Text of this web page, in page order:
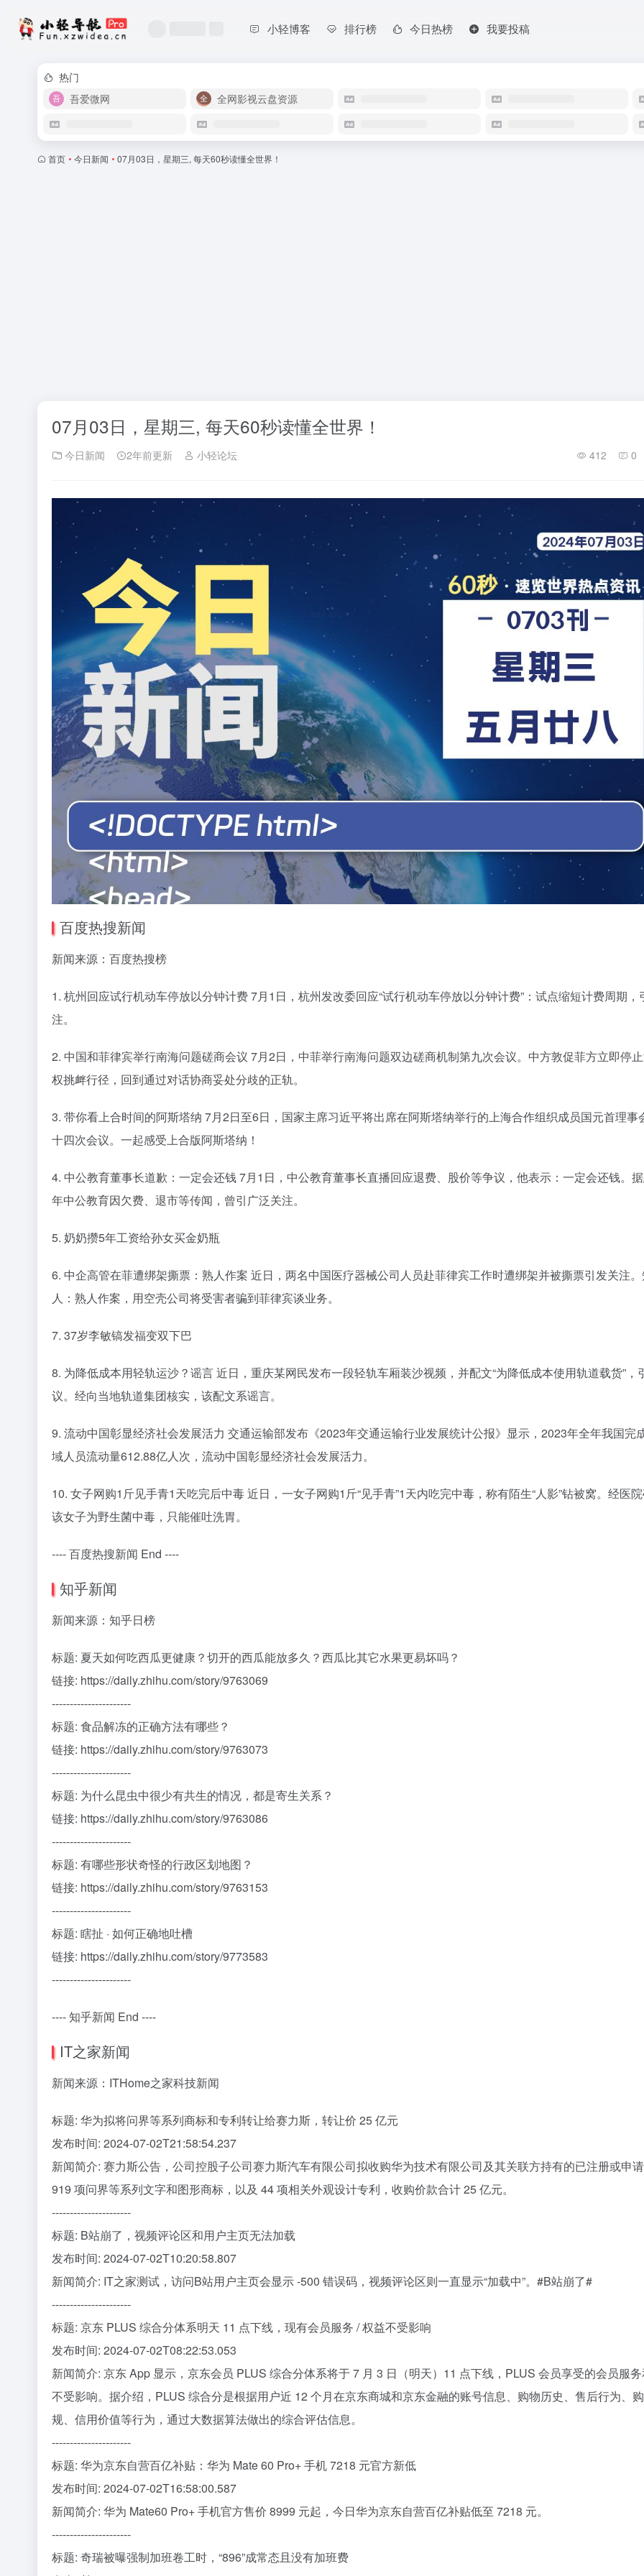
小轻博客 排行榜 今日热榜 我要投稿
热门
吾爱微网
全网影视云盘资源
首页 • 今日新闻 • 07月03日，星期三, 每天60秒读懂全世界！
07月03日，星期三, 每天60秒读懂全世界！
今日新闻 2年前更新 小轻论坛 412 0
百度热搜新闻
新闻来源：百度热搜榜
1. 杭州回应试行机动车停放以分钟计费 7月1日，杭州发改委回应“试行机动车停放以分钟计费”：试点缩短计费周期，
注。
2. 中国和菲律宾举行南海问题磋商会议 7月2日，中菲举行南海问题双边磋商机制第九次会议。中方敦促菲方立即停
权挑衅行径，回到通过对话协商妥处分歧的正轨。
3. 带你看上合时间的阿斯塔纳 7月2日至6日，国家主席习近平将出席在阿斯塔纳举行的上海合作组织成员国元首理事
十四次会议。一起感受上合版阿斯塔纳！
4. 中公教育董事长道歉：一定会还钱 7月1日，中公教育董事长直播回应退费、股价等争议，他表示：一定会还钱。
年中公教育因欠费、退市等传闻，曾引广泛关注。
5. 奶奶攒5年工资给孙女买金奶瓶
6. 中企高管在菲遭绑架撕票：熟人作案 近日，两名中国医疗器械公司人员赴菲律宾工作时遭绑架并被撕票引发关注
人：熟人作案，用空壳公司将受害者骗到菲律宾谈业务。
7. 37岁李敏镐发福变双下巴
8. 为降低成本用轻轨运沙？谣言 近日，重庆某网民发布一段轻轨车厢装沙视频，并配文“为降低成本使用轨道载货”，
议。经向当地轨道集团核实，该配文系谣言。
9. 流动中国彰显经济社会发展活力 交通运输部发布《2023年交通运输行业发展统计公报》显示，2023年全年我国完
域人员流动量612.88亿人次，流动中国彰显经济社会发展活力。
10. 女子网购1斤见手青1天吃完后中毒 近日，一女子网购1斤“见手青”1天内吃完中毒，称有陌生“人影”钻被窝。经医
该女子为野生菌中毒，只能催吐洗胃。
---- 百度热搜新闻 End ----
知乎新闻
新闻来源：知乎日榜
标题: 夏天如何吃西瓜更健康？切开的西瓜能放多久？西瓜比其它水果更易坏吗？
链接: https://daily.zhihu.com/story/9763069
----------------------
标题: 食品解冻的正确方法有哪些？
链接: https://daily.zhihu.com/story/9763073
----------------------
标题: 为什么昆虫中很少有共生的情况，都是寄生关系？
链接: https://daily.zhihu.com/story/9763086
----------------------
标题: 有哪些形状奇怪的行政区划地图？
链接: https://daily.zhihu.com/story/9763153
----------------------
标题: 瞎扯 · 如何正确地吐槽
链接: https://daily.zhihu.com/story/9773583
----------------------
---- 知乎新闻 End ----
IT之家新闻
新闻来源：ITHome之家科技新闻
标题: 华为拟将问界等系列商标和专利转让给赛力斯，转让价 25 亿元
发布时间: 2024-07-02T21:58:54.237
新闻简介: 赛力斯公告，公司控股子公司赛力斯汽车有限公司拟收购华为技术有限公司及其关联方持有的已注册或申
919 项问界等系列文字和图形商标，以及 44 项相关外观设计专利，收购价款合计 25 亿元。
----------------------
标题: B站崩了，视频评论区和用户主页无法加载
发布时间: 2024-07-02T10:20:58.807
新闻简介: IT之家测试，访问B站用户主页会显示 -500 错误码，视频评论区则一直显示“加载中”。#B站崩了#
----------------------
标题: 京东 PLUS 综合分体系明天 11 点下线，现有会员服务 / 权益不受影响
发布时间: 2024-07-02T08:22:53.053
新闻简介: 京东 App 显示，京东会员 PLUS 综合分体系将于 7 月 3 日（明天）11 点下线，PLUS 会员享受的会员服
不受影响。据介绍，PLUS 综合分是根据用户近 12 个月在京东商城和京东金融的账号信息、购物历史、售后行为、
规、信用价值等行为，通过大数据算法做出的综合评估信息。
----------------------
标题: 华为京东自营百亿补贴：华为 Mate 60 Pro+ 手机 7218 元官方新低
发布时间: 2024-07-02T16:58:00.587
新闻简介: 华为 Mate60 Pro+ 手机官方售价 8999 元起，今日华为京东自营百亿补贴低至 7218 元。
----------------------
标题: 奇瑞被曝强制加班卷工时，“896”成常态且没有加班费